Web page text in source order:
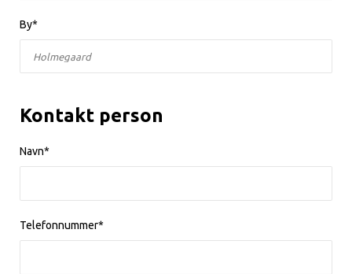
By*
Kontakt person
Navn*
Telefonnummer*